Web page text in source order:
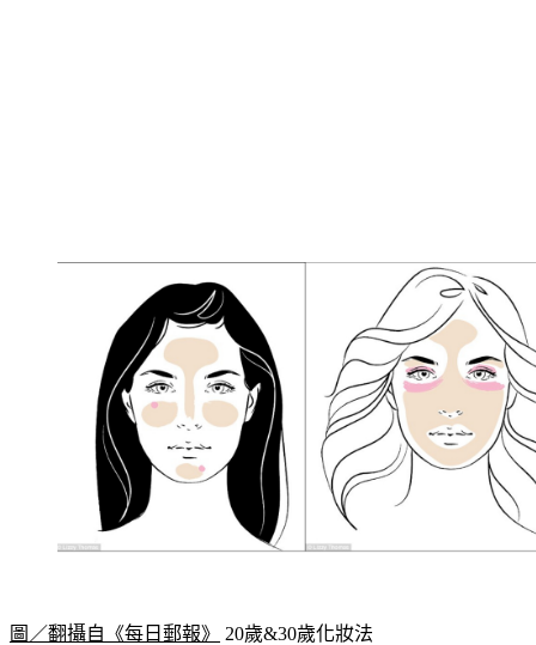
圖／翻攝自《每日郵報》 20歲&30歲化妝法